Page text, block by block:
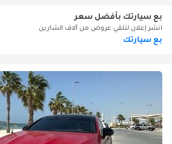
بع سيارتك بأفضل سعر
انشر إعلان لتلقي عروض من آلاف الشارين
بع سيارتك